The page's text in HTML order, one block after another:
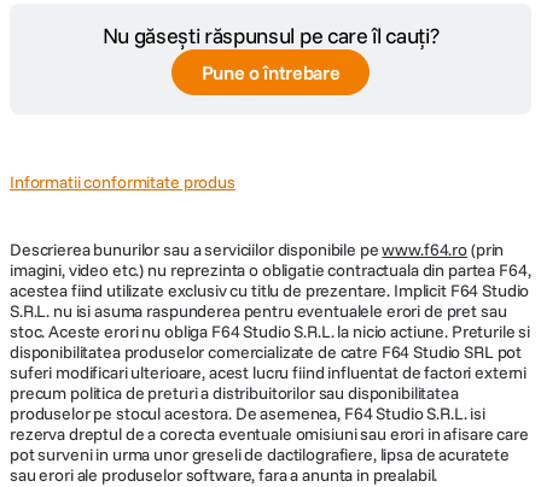
Diafragma
f/2.0
Parasolar inclus Nu
DIMENSIUNE / GREUTATE:
Diametru
maxim
56 mm
Lungime 43 mm
Nu găsești răspunsul pe care îl cauți?
Pune o întrebare
Informatii conformitate produs
Descrierea bunurilor sau a serviciilor disponibile pewww.f64.ro(prin
imagini, video etc.) nu reprezinta o obligatie contractuala din partea F64,
acestea fiind utilizate exclusiv cu titlu de prezentare. Implicit F64 Studio
S.R.L. nu isi asuma raspunderea pentru eventualele erori de pret sau
stoc. Aceste erori nu obliga F64 Studio S.R.L. la nicio actiune. Preturile si
disponibilitatea produselor comercializate de catre F64 Studio SRL pot
suferi modificari ulterioare, acest lucru fiind influentat de factori externi
precum politica de preturi a distribuitorilor sau disponibilitatea
produselor pe stocul acestora. De asemenea, F64 Studio S.R.L. isi
rezerva dreptul de a corecta eventuale omisiuni sau erori in afisare care
pot surveni in urma unor greseli de dactilografiere, lipsa de acuratete
sau erori ale produselor software, fara a anunta in prealabil.